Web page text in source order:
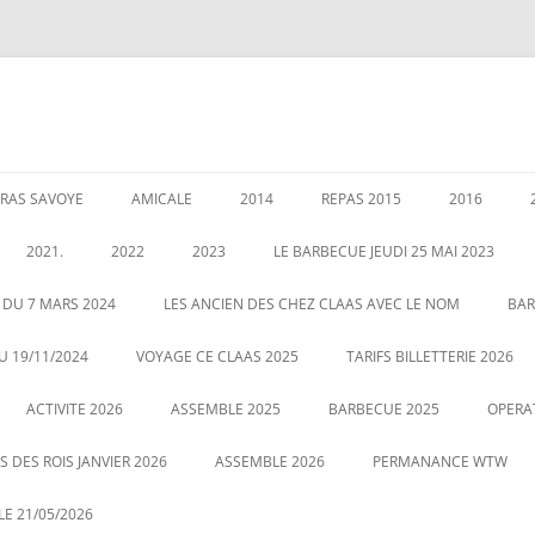
SAVOYE
LES PERMANENCES GARANTIES AU 1 JANVIER 2020
AMICALE
CRÉATION DE AMICALE
POUR NOUS CONTACTER
2014
ASSEMBLEE 2014
COUSCOUS EN 2014
REPAS 2015 2016
GALETTE
CENTRALE
DES RETRAITÉS LE 5
2021. 2022
ASSEMBLE 2022
LE 21 MAI 2022 BARBECUE PHOTO
PHOTO POUR AGRANDIR
2023
GALETTE DES ROIS LE 12 JANVIER
LE BARBECUE JEUDI 25 MAI 2023
DU 7 MARS 2024 LES ANCIEN DES CHEZ CLAAS AVEC LE NOM
19/11/2024 VOYAGE CE CLAAS 2025 TARIFS BILLETTERIE 2026
ACTIVITE 2026 ASSEMBLE 2025 BARBECUE 2025
DES ROIS JANVIER 2026 ASSEMBLE 2026 PERMANANCE WTW
21/05/2026